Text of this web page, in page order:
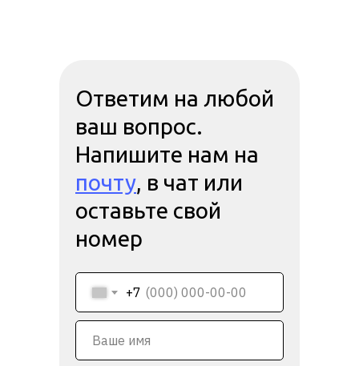
Ответим на любой
ваш вопрос.
Напишите нам на
почту, в чат или
оставьте свой
номер
+7